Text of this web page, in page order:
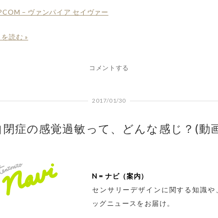
– ヴァンパイア セイヴァー
読む »
コメントする
2017/01/30
閉症の感覚過敏って、どんな感じ？(動
N = ナビ（案内）
センサリーデザインに関する知識や
ッグニュースをお届け。